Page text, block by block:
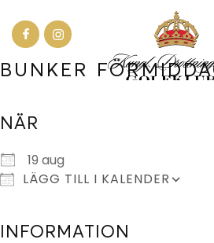
BUNKER
NÄR
19 aug
LÄGG TILL I KALENDER
Ladda ner ICS
INFORMATION